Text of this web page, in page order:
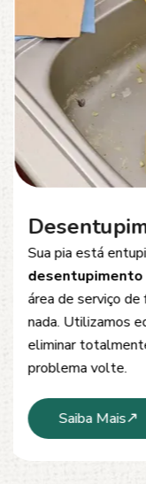
Problemas com
Oferecemos
desobstrução de
inspeção e
modernos e
serviço limpo,
Saiba Mais